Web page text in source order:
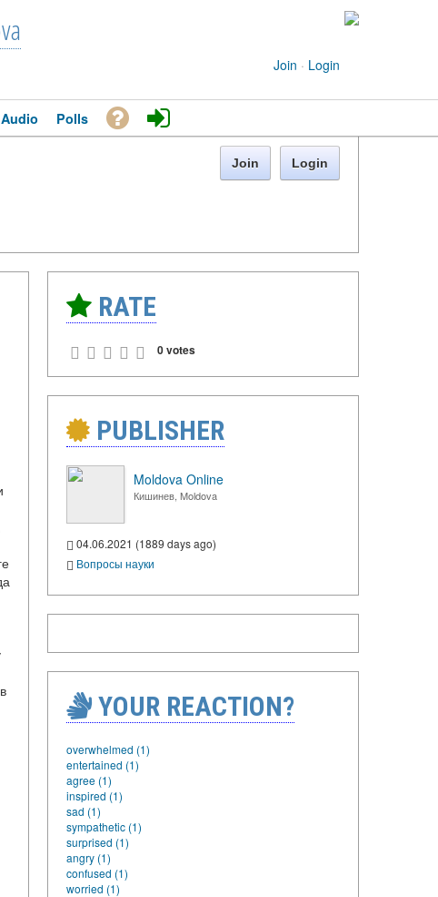
Join · Login
Audio Polls
Join Login
RATE
0 votes
PUBLISHER
Moldova Online
Кишинев, Moldova
04.06.2021 (1889 days ago)
Вопросы науки
YOUR REACTION?
overwhelmed (1)
entertained (1)
agree (1)
inspired (1)
sad (1)
sympathetic (1)
surprised (1)
angry (1)
confused (1)
worried (1)